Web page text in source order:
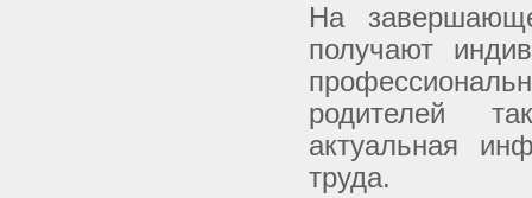
На
получают
родителей
актуальная
труда.